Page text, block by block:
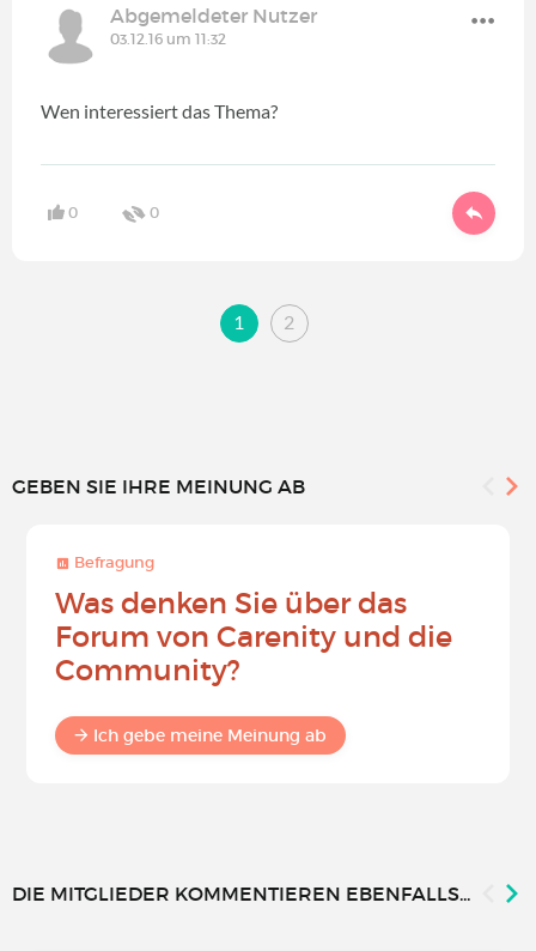
Abgemeldeter Nutzer
03.12.16 um 11:32
Wen interessiert das Thema?
0 0
1 2
GEBEN SIE IHRE MEINUNG AB
Befragung
Was denken Sie über das
Forum von Carenity und die
Community?
Ich gebe meine Meinung ab
DIE MITGLIEDER KOMMENTIEREN EBENFALLS...